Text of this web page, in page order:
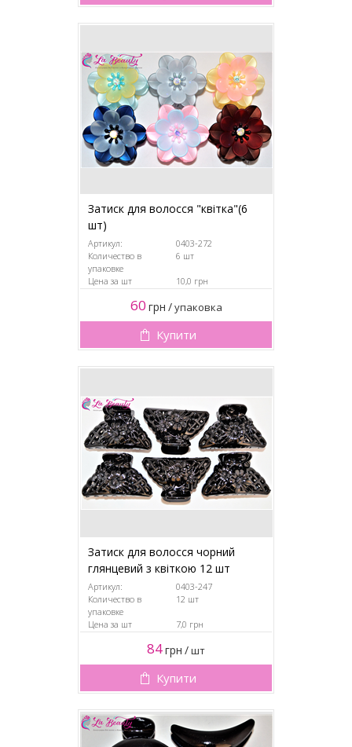
Затиск для волосся "квітка"(6
шт)
Артикул:
0403-272
Количество в
упаковке
6 шт
Цена за шт 10,0 грн
60 грн /упаковка
Купити
Затиск для волосся чорний
глянцевий з квіткою 12 шт
Артикул:
0403-247
Количество в
упаковке
12 шт
Цена за шт 7,0 грн
84грн /шт
Купити